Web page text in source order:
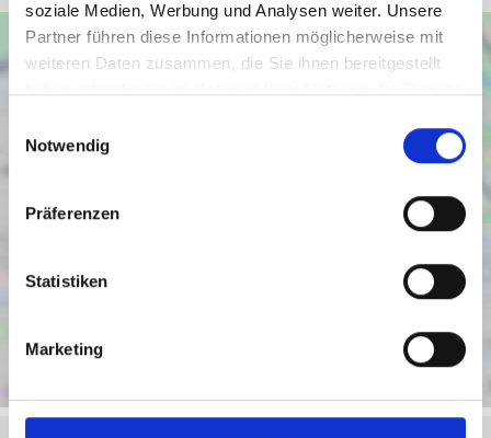
soziale Medien, Werbung und Analysen weiter. Unsere
Partner führen diese Informationen möglicherweise mit
weiteren Daten zusammen, die Sie ihnen bereitgestellt
Notwendig
Präferenzen
Statistiken
Marketing